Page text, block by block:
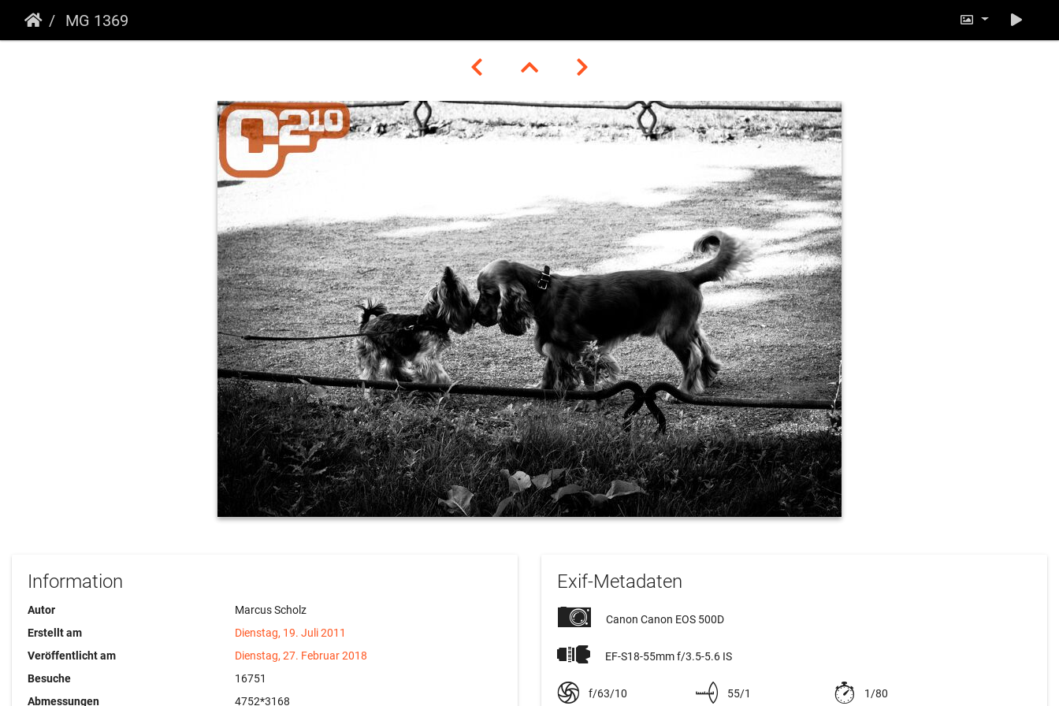
MG 1369
Information
Autor
Marcus Scholz
Erstellt am
Dienstag, 19. Juli 2011
Veröffentlicht am
Dienstag, 27. Februar 2018
Besuche
16751
Abmessungen
4752*3168
Exif-Metadaten
Canon Canon EOS 500D
EF-S18-55mm f/3.5-5.6 IS
f/63/10 55/1 1/80